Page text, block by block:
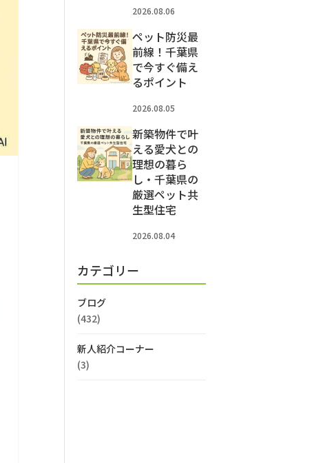
2026.08.06
ペット防災最
前線！千葉県
で今すぐ備え
るポイント
2026.08.05
新築物件で叶
える愛犬との
理想の暮ら
し・千葉県の
厳選ペット共
生型住宅
2026.08.04
カテゴリー
ブログ
(432)
新人紹介コーナー
(3)